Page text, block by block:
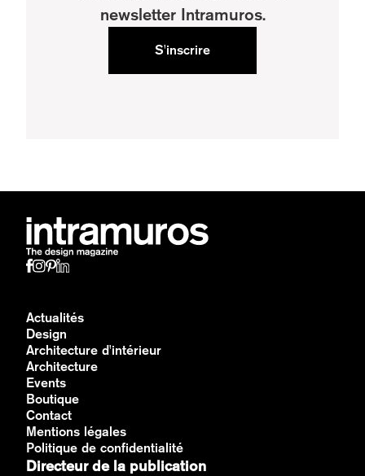
newsletter Intramuros.
S'inscrire
Actualités
Design
Architecture d'intérieur
Architecture
Events
Boutique
Contact
Mentions légales
Politique de confidentialité
Directeur de la publication